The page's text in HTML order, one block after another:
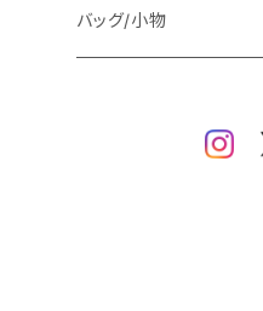
ダウン / 中綿アウター
スウェット/パーカー
ジャケット
バッグ/小物